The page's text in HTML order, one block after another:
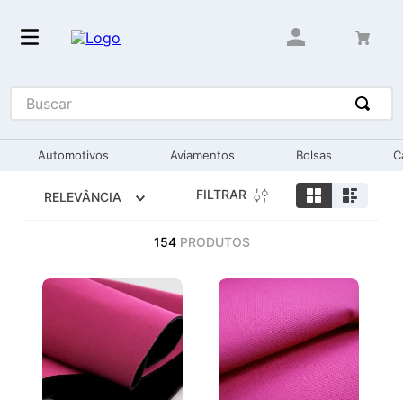
Buscar
Automotivos Aviamentos Bolsas
RELEVÂNCIA FILTRAR
154 PRODUTOS